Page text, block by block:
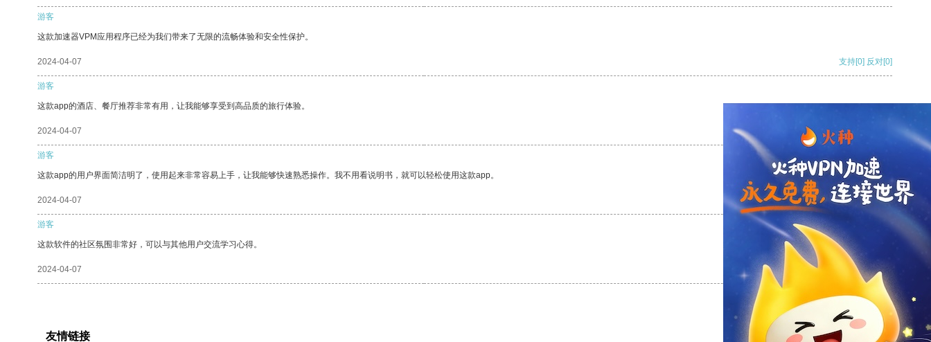
游客
这款加速器VPM应用程序已经为我们带来了无限的流畅体验和安全性保护。
2024-04-07 支持[0] 反对[0]
游客
这款app的酒店、餐厅推荐非常有用，让我能够享受到高品质的旅行体验。
2024-04-07 支持
游客
这款app的用户界面简洁明了，使用起来非常容易上手，让我能够快速熟悉操作。我不用看说明书，就可以轻松使用这款app。
2024-04-07 支持[0] 反对[0]
游客
这款软件的社区氛围非常好，可以与其他用户交流学习心得。
2024-04-07 支持[0] 反对[0]
友情链接